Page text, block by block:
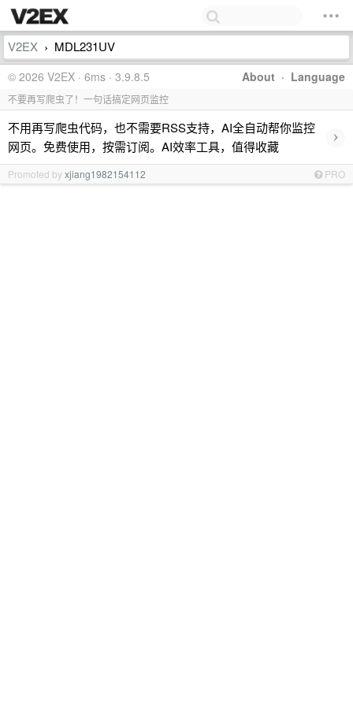
V2EX › MDL231UV
About · Language
© 2026 V2EX · 6ms · 3.9.8.5
不要再写爬虫了！一句话搞定网页监控
不用再写爬虫代码，也不需要RSS支持，AI全自动帮你监控
网页。免费使用，按需订阅。AI效率工具，值得收藏
›
Promoted byxjiang1982154112 PRO